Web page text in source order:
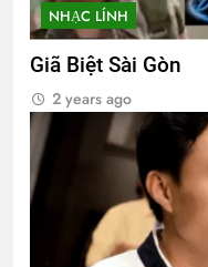
NHẠC LÍNH
Giã Biệt Sài Gòn
2 years ago